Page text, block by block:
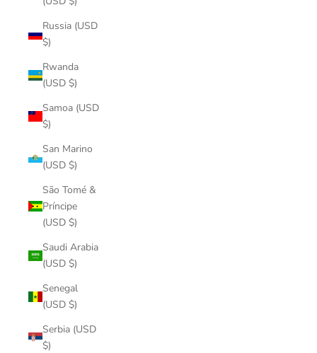
Russia (USD
$)
Rwanda
(USD $)
Samoa (USD
$)
San Marino
(USD $)
São Tomé &
Príncipe
(USD $)
Saudi Arabia
(USD $)
Senegal
(USD $)
Serbia (USD
$)